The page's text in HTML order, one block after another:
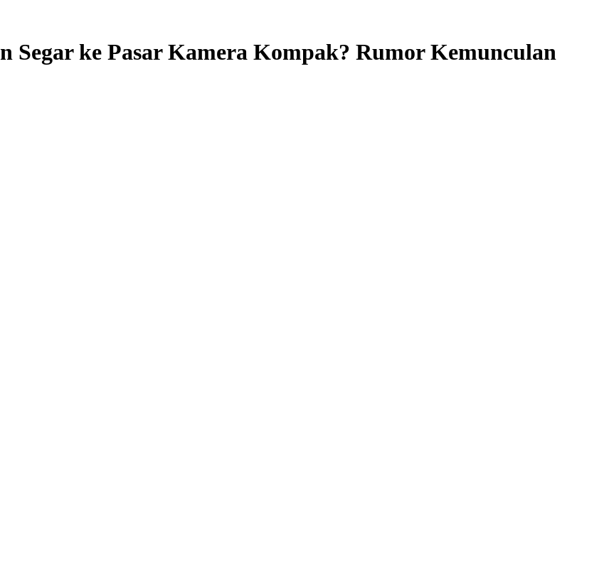
Segar ke Pasar Kamera Kompak? Rumor Kemunculan